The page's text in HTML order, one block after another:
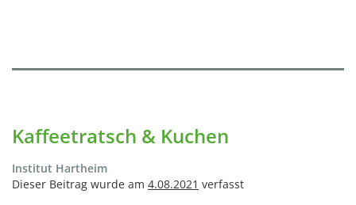
Kaffeetratsch & Kuchen
Institut Hartheim
Dieser Beitrag wurde am 4.08.2021 verfasst